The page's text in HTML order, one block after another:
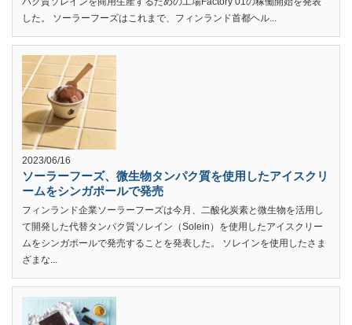
した。 ソーラーフーズはこれまで、フィンランド首都ヘル...
2023/06/16
ソーラーフーズ、微生物タンパク質を使用したアイスクリ
ームをシンガポールで発売
フィンランド企業ソーラーフーズは今月、二酸化炭素と微生物を活用し
て開発した代替タンパク質ソレイン（Solein）を使用したアイスクリー
ムをシンガポールで発売することを発表した。 ソレインを使用したさま
ざまな...